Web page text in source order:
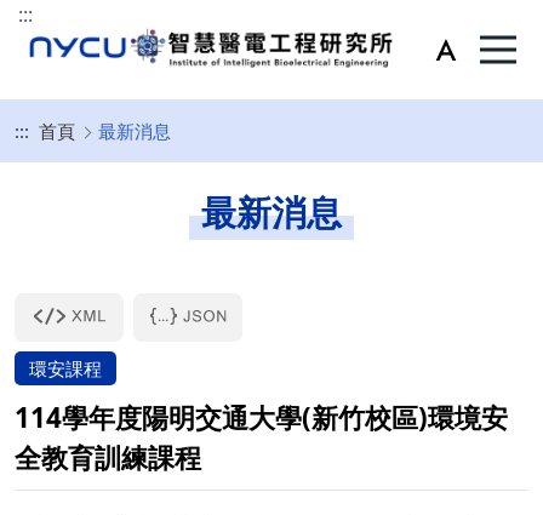
:::
::: 首頁 最新消息
最新消息
環安課程
114學年度陽明交通大學(新竹校區)環境安
全教育訓練課程